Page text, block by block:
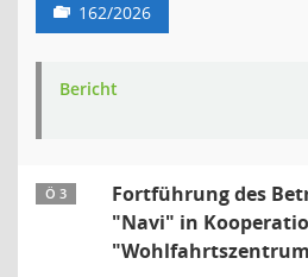
162/2026
Bericht
Ö 3
Fortführung des
"Navi" in